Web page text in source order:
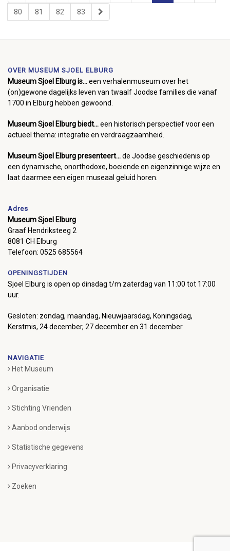
80 81 82 83
OVER MUSEUM SJOEL ELBURG
Museum Sjoel Elburg is...een verhalenmuseum over het
(on)gewone dagelijks leven van twaalf Joodse families die vanaf
1700 in Elburg hebben gewoond.
Museum Sjoel Elburg biedt...een historisch perspectief voor een
actueel thema: integratie en verdraagzaamheid.
Museum Sjoel Elburg presenteert...de Joodse geschiedenis op
een dynamische, onorthodoxe, boeiende en eigenzinnige wijze en
laat daarmee een eigen museaal geluid horen.
Adres
Museum Sjoel Elburg
Graaf Hendriksteeg 2
8081 CH Elburg
Telefoon: 0525 685564
OPENINGSTIJDEN
Sjoel Elburg is open op dinsdag t/m zaterdag van 11:00 tot 17:00
uur.
Gesloten: zondag, maandag, Nieuwjaarsdag, Koningsdag,
Kerstmis, 24 december, 27 december en 31 december.
NAVIGATIE
Het Museum
Organisatie
Stichting Vrienden
Aanbod onderwijs
Statistische gegevens
Privacyverklaring
Zoeken